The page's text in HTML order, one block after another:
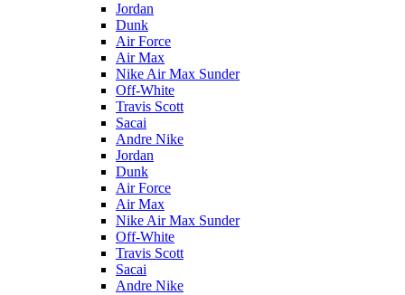
Jordan
Dunk
Air Force
Air Max
Nike Air Max Sunder
Off-White
Travis Scott
Sacai
Andre Nike
Jordan
Dunk
Air Force
Air Max
Nike Air Max Sunder
Off-White
Travis Scott
Sacai
Andre Nike